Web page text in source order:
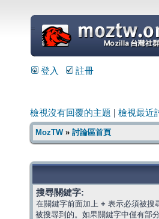
=
登入 註冊
檢視沒有回覆的主題 檢視最近
MozTW» 討論區首頁
搜尋關鍵字:
在關鍵字前面加上 + 表示必須被搜
被搜尋到的。如果關鍵字中僅有部